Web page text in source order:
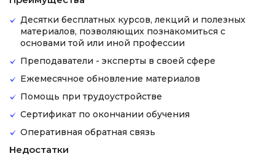
Десятки бесплатных курсов, лекций и полезных
материалов, позволяющих познакомиться с
основами той или иной профессии
Преподаватели - эксперты в своей сфере
Ежемесячное обновление материалов
Помощь при трудоустройстве
Сертификат по окончании обучения
Оперативная обратная связь
Недостатки